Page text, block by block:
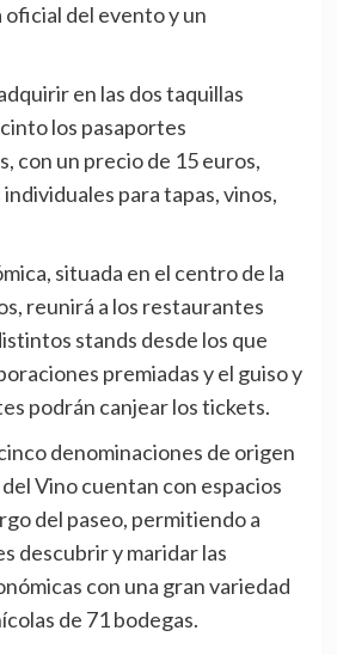
oficial del evento y un
los pasaportes
con un precio de 15 euros,
para tapas, vinos,
reunirá a los restaurantes
stands desde los que
premiadas y el guiso y
podrán canjear los tickets.
Vino cuentan con espacios
del paseo, permitiendo a
descubrir y maridar las
con una gran variedad
de 71 bodegas.